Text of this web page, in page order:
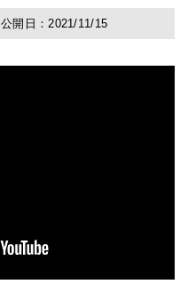
公開日：2021/11/15